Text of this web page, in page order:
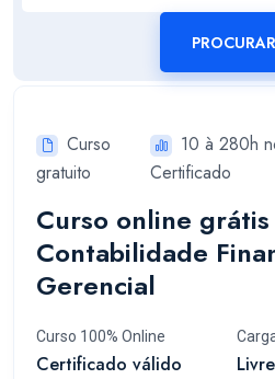
PROCURAR
Curso
gratuito
10 à 280h
Certificado
Curso online
Contabilidade
Gerencial
Curso 100% Online
Certificado válido